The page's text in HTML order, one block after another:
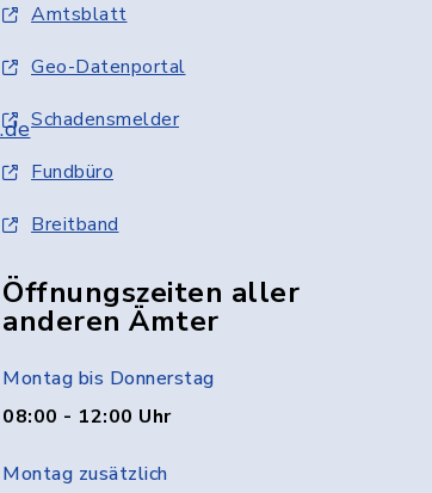
Amtsblatt
Geo-Datenportal
Schadensmelder
Fundbüro
Breitband
Öffnungszeiten aller
anderen Ämter
Montag bis Donnerstag
08:00 - 12:00 Uhr
Montag zusätzlich